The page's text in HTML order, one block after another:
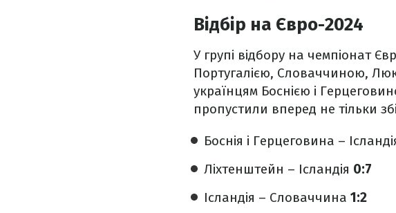
Відбір на Євро-2024
У групі відбору на чемпіонат
Португалією, Словаччиною,
українцям Боснією і
пропустили вперед не тільки
Боснія і Герцеговина –
Ліхтенштейн – Ісландія 0:7
Ісландія – Словаччина 1:2